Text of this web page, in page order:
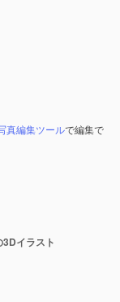
真編集ツールで編集で
イラスト